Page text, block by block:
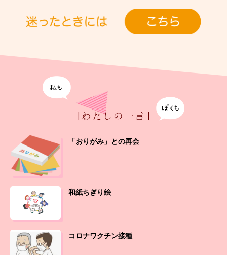
[わたしの一言]
「おりがみ」との再会
和紙ちぎり絵
コロナワクチン接種